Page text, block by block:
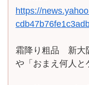
https://
霜降り粗品 新大
や「おまえ何人と